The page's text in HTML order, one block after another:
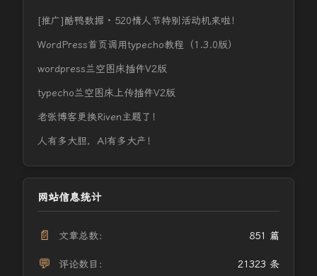
[推广]酷鸭数据 · 520情人节特别活动机来啦！
WordPress首页调用typecho教程（1.3.0版）
wordpress兰空图床插件V2版
typecho兰空图床上传插件V2版
老张博客更换Riven主题了！
人有多大胆，AI有多大产！
网站信息统计
📄 文章总数： 851 篇
💬 评论数目： 21323 条